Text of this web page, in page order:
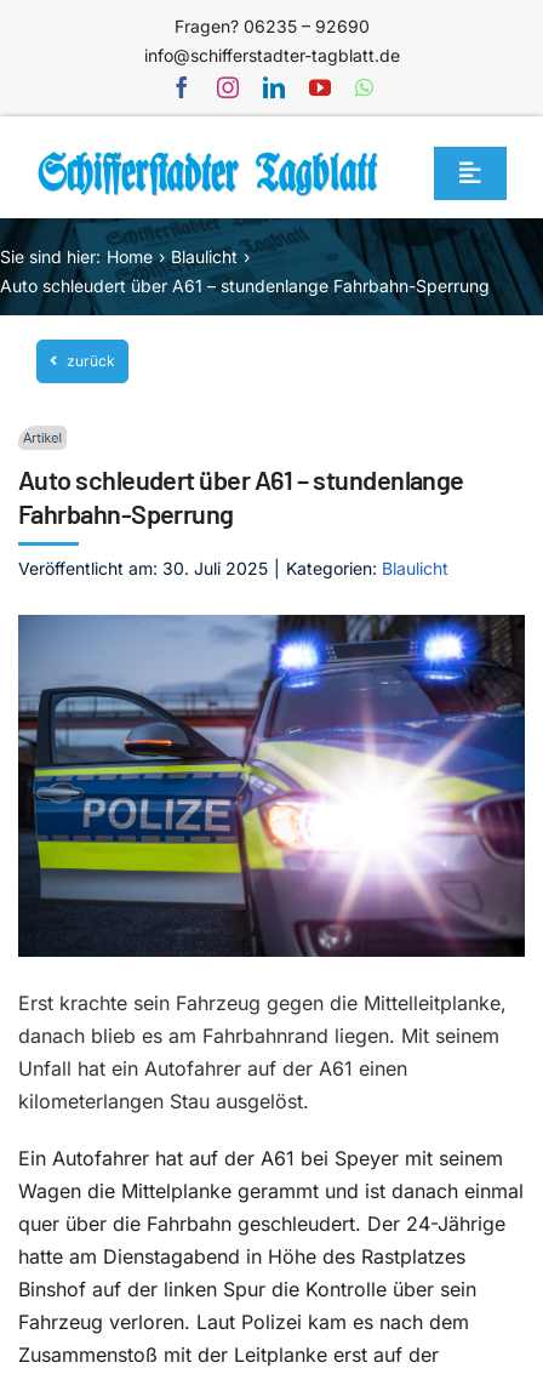
Fragen? 06235 – 92690
info@schifferstadter-tagblatt.de
Toggle
Home
Themen
Blog
Unternehmen
Service
Mediathek
Jetzt abonnieren
Kontakt
Sie sind hier: Home
Blaulicht
Auto schleudert über A61 – stundenlange Fahrbahn-Sperrung
zurück
Auto schleudert über A61 – stundenlange
Fahrbahn-Sperrung
Veröffentlicht am: 30. Juli 2025 Kategorien: Blaulicht
Erst krachte sein Fahrzeug gegen die Mittelleitplanke,
danach blieb es am Fahrbahnrand liegen. Mit seinem
Unfall hat ein Autofahrer auf der A61 einen
kilometerlangen Stau ausgelöst.
Ein Autofahrer hat auf der A61 bei Speyer mit seinem
Wagen die Mittelplanke gerammt und ist danach einmal
quer über die Fahrbahn geschleudert. Der 24-Jährige
hatte am Dienstagabend in Höhe des Rastplatzes
Binshof auf der linken Spur die Kontrolle über sein
Fahrzeug verloren. Laut Polizei kam es nach dem
Zusammenstoß mit der Leitplanke erst auf der